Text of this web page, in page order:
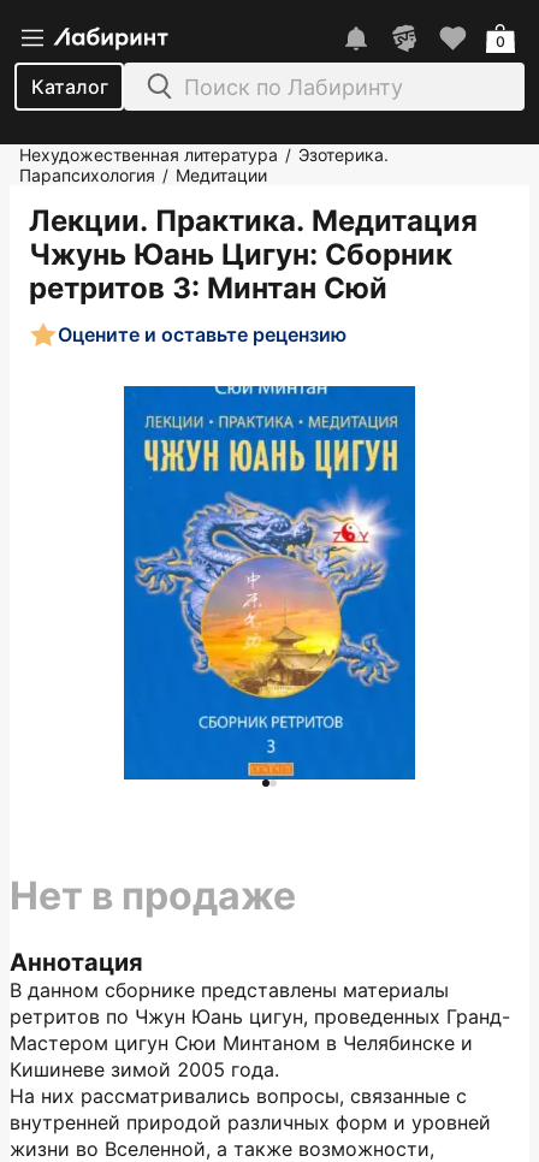
Каталог
0
Нехудожественная литература / Эзотерика.
Парапсихология / Медитации
Лекции. Практика. Медитация
Чжунь Юань Цигун: Сборник
ретритов 3: Минтан Сюй
Оцените и оставьте рецензию
Аннотация
В данном сборнике представлены материалы
ретритов по Чжун Юань цигун, проведенных Гранд-
Мастером цигун Сюи Минтаном в Челябинске и
Кишиневе зимой 2005 года.
На них рассматривались вопросы, связанные с
внутренней природой различных форм и уровней
жизни во Вселенной, а также возможности,
Нет в продаже